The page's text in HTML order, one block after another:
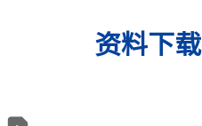
资料下载